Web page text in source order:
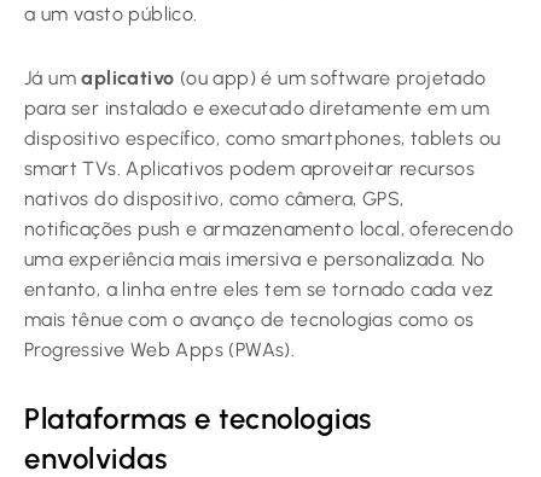
a um vasto público.
Já umaplicativo (ou app) é um software projetado
para ser instalado e executado diretamente em um
dispositivo específico, como smartphones, tablets ou
smart TVs. Aplicativos podem aproveitar recursos
nativos do dispositivo, como câmera, GPS,
notificações push e armazenamento local, oferecendo
uma experiência mais imersiva e personalizada. No
entanto, a linha entre eles tem se tornado cada vez
mais tênue com o avanço de tecnologias como os
Progressive Web Apps (PWAs).
Plataformas e tecnologias
envolvidas